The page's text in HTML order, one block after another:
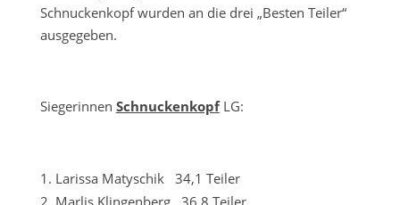
Schnuckenkopf wurden an die drei „Besten Teiler“
ausgegeben.
Siegerinnen SchnuckenkopfLG:
Larissa Matyschik 34,1 Teiler
Marlis Klingenberg 36,8 Teiler